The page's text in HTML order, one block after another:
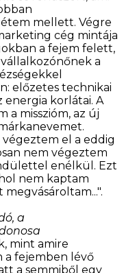
mellett. Végre
cég mintája
a fejem felett,
a
előzetes technikai
energia korlátai. A
a misszióm, az új
el a eddig
nem végeztem
enélkül. Ezt
nem kaptam
a
mint amire
a fejemben lévő
a semmiből egy